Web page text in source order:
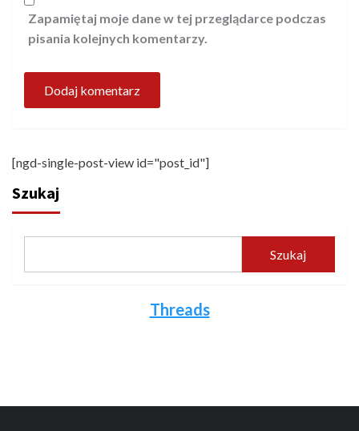
Zapamiętaj moje dane w tej przeglądarce podczas
pisania kolejnych komentarzy.
[ngd-single-post-view id="post_id"]
Szukaj
Szukaj
Threads